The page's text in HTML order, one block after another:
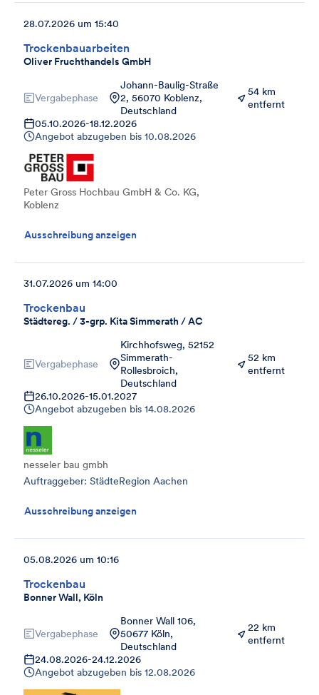
Trockenbauarbeiten
Oliver Fruchthandels GmbH
28.07.2026 um 15:40
Vergabephase
Johann-Baulig-Straße
2, 56070 Koblenz,
Deutschland
54 km
entfernt
05.10.2026-18.12.2026
Angebot abzugeben bis 10.08.2026
Peter Gross Hochbau GmbH & Co. KG,
Koblenz
Ausschreibung anzeigen
Trockenbau
Städtereg. / 3-grp. Kita Simmerath / AC
31.07.2026 um 14:00
Vergabephase
Kirchhofsweg, 52152
Simmerath-
Rollesbroich,
Deutschland
52 km
entfernt
26.10.2026-15.01.2027
Angebot abzugeben bis 14.08.2026
nesseler bau gmbh
Auftraggeber: StädteRegion Aachen
Ausschreibung anzeigen
Trockenbau
Bonner Wall, Köln
05.08.2026 um 10:16
Vergabephase
Bonner Wall 106,
50677 Köln,
Deutschland
22 km
entfernt
24.08.2026-24.12.2026
Angebot abzugeben bis 12.08.2026